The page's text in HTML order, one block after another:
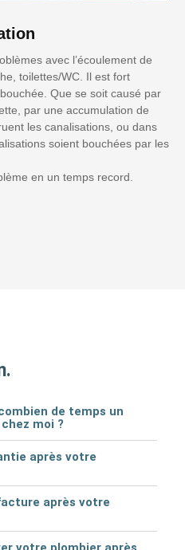
avec l’écoulement de
toilettes/WC. Il est fort
Que se soit causé par
par une accumulation de
les canalisations, ou dans
soient bouchées par les
en un temps record.
de temps un
moi ?
après votre
après votre